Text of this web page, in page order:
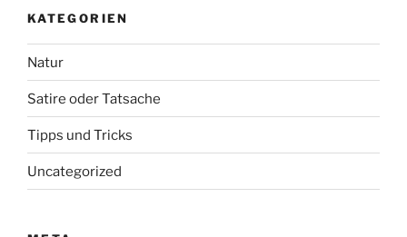
KATEGORIEN
Natur
Satire oder Tatsache
Tipps und Tricks
Uncategorized